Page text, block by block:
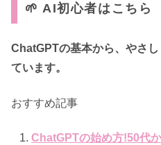
🌱 AI初心者はこちら
ChatGPTの基本から、やさ
ています。
おすすめ記事
ChatGPTの始め方!50代